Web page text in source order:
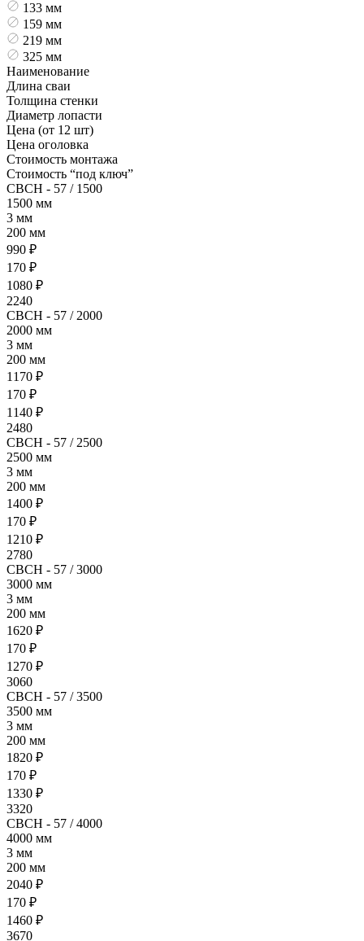
133 мм
159 мм
219 мм
325 мм
Наименование
Длина сваи
Толщина стенки
Диаметр лопасти
Цена (от 12 шт)
Цена оголовка
Стоимость монтажа
Стоимость “под ключ”
СВСН - 57 / 1500
1500 мм
3 мм
200 мм
990 ₽
170 ₽
1080 ₽
2240
СВСН - 57 / 2000
2000 мм
3 мм
200 мм
1170 ₽
170 ₽
1140 ₽
2480
СВСН - 57 / 2500
2500 мм
3 мм
200 мм
1400 ₽
170 ₽
1210 ₽
2780
СВСН - 57 / 3000
3000 мм
3 мм
200 мм
1620 ₽
170 ₽
1270 ₽
3060
СВСН - 57 / 3500
3500 мм
3 мм
200 мм
1820 ₽
170 ₽
1330 ₽
3320
СВСН - 57 / 4000
4000 мм
3 мм
200 мм
2040 ₽
170 ₽
1460 ₽
3670